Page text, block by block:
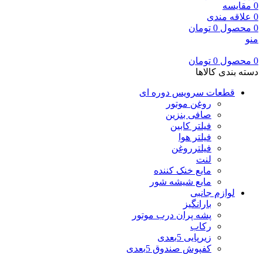
0 مقایسه
0 علاقه مندی
0 محصول 0 تومان
منو
0 محصول 0 تومان
دسته بندی کالاها
قطعات سرویس دوره ای
روغن موتور
صافی بنزین
فیلتر کابین
فیلتر هوا
فیلترروغن
لنت
مایع خنک کننده
مایع شیشه شور
لوازم جانبی
بارانگیز
پشه پران درب موتور
رکاب
زیرپایی 5بعدی
کفپوش صندوق 5بعدی